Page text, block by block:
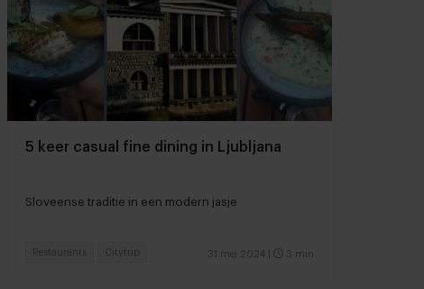
5 keer casual fine dining in Ljubljana
Sloveense traditie in een modern jasje
31 mei 2024 3 min
Restaurants Citytrip